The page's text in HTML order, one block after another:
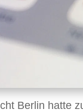
Berlin hatte